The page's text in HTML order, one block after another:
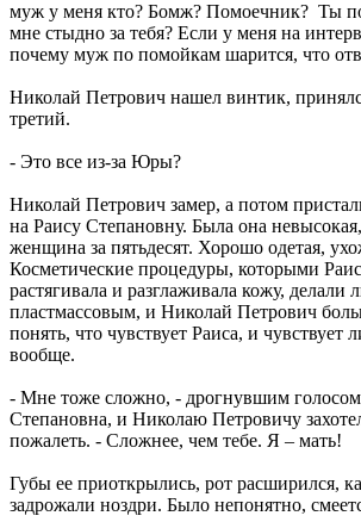
муж у меня кто? Бомж? Помоечник? Ты
мне стыдно за тебя? Если у меня на
почему муж по помойкам шарится, что
Николай Петрович нашел винтик,
третий.
- Это все из-за Юры?
Николай Петрович замер, а потом
на Раису Степановну. Была она
женщина за пятьдесят. Хорошо одетая,
Косметические процедуры, которыми
растягивала и разглаживала кожу, делали
пластмассовым, и Николай Петрович
понять, что чувствует Раиса, и чувствует
вообще.
- Мне тоже сложно, - дрогнувшим голосом
Степановна, и Николаю Петровичу
пожалеть. - Сложнее, чем тебе. Я – мать!
Губы ее приоткрылись, рот расширился,
задрожали ноздри. Было непонятно,